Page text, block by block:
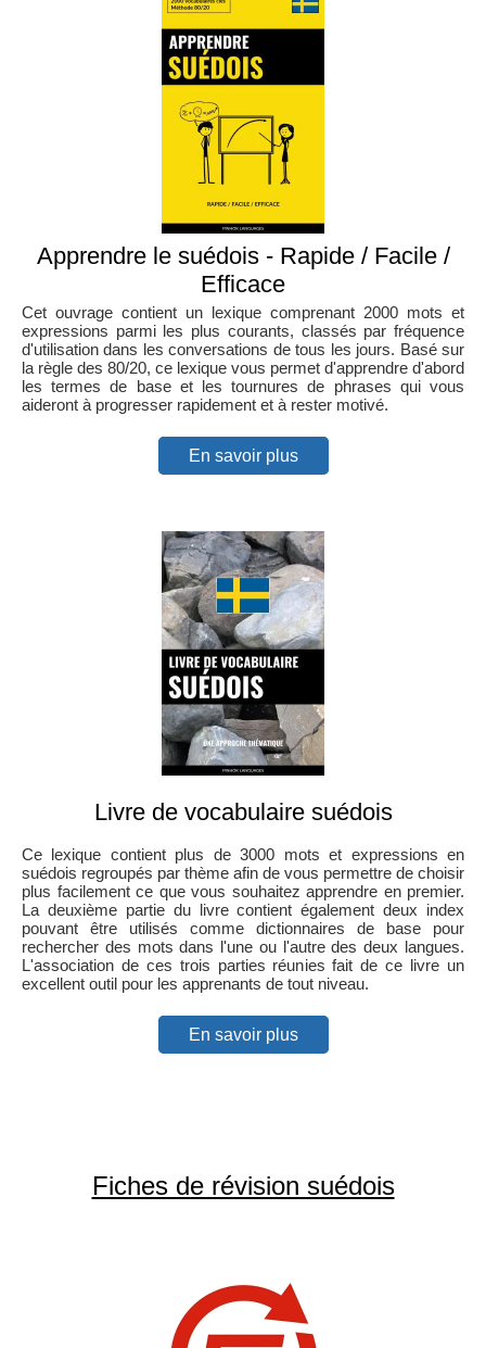
Apprendre le suédois - Rapide / Facile /
Efficace
Cet ouvrage contient un lexique comprenant 2000 mots et
expressions parmi les plus courants, classés par fréquence
d'utilisation dans les conversations de tous les jours. Basé sur
la règle des 80/20, ce lexique vous permet d'apprendre d'abord
les termes de base et les tournures de phrases qui vous
aideront à progresser rapidement et à rester motivé.
En savoir plus
Livre de vocabulaire suédois
Ce lexique contient plus de 3000 mots et expressions en
suédois regroupés par thème afin de vous permettre de choisir
plus facilement ce que vous souhaitez apprendre en premier.
La deuxième partie du livre contient également deux index
pouvant être utilisés comme dictionnaires de base pour
rechercher des mots dans l'une ou l'autre des deux langues.
L'association de ces trois parties réunies fait de ce livre un
excellent outil pour les apprenants de tout niveau.
En savoir plus
Fiches de révision suédois